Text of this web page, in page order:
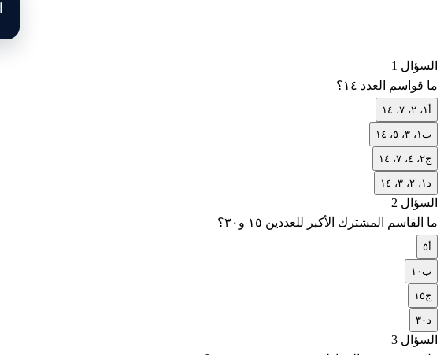
السؤال 1
ما قواسم العدد ١٤؟
أ١، ٢، ٧، ١٤
ب١، ٣، ٥، ١٤
ج٢، ٤، ٧، ١٤
د ١، ٢، ٣، ١٤
السؤال 2
ما القاسم المشترك الأكبر للعددين ١٥ و٣٠؟
أ٥
ب١٠
ج١٥
د ٣٠
السؤال 3